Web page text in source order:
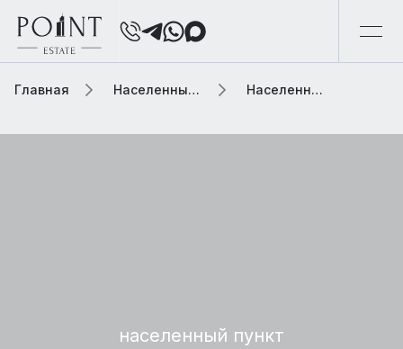
Главная Населенный пункт Населенный пункт барвиха
населенный пункт